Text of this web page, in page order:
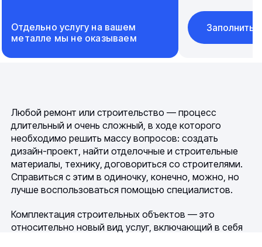
Отдельно услугу на вашем
металле мы не оказываем
Заполнить
Любой ремонт или строительство — процесс
длительный и очень сложный, в ходе которого
необходимо решить массу вопросов: создать
дизайн-проект, найти отделочные и строительные
материалы, технику, договориться со строителями.
Справиться с этим в одиночку, конечно, можно, но
лучше воспользоваться помощью специалистов.
Комплектация строительных объектов — это
относительно новый вид услуг, включающий в себя